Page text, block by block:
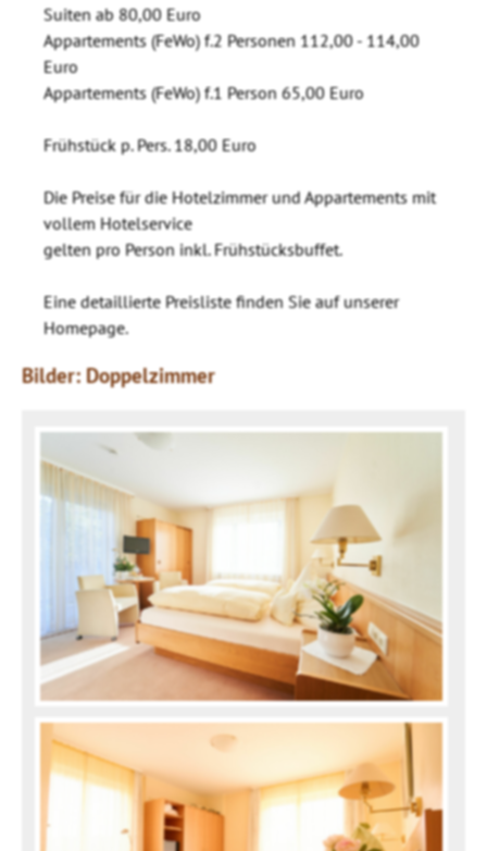
Suiten ab 80,00 Euro
Appartements (FeWo) f.2 Personen 112,00 - 114,00
Euro
Appartements (FeWo) f.1 Person 65,00 Euro
Frühstück p. Pers. 18,00 Euro
Die Preise für die Hotelzimmer und Appartements mit
vollem Hotelservice
gelten pro Person inkl. Frühstücksbuffet.
Eine detaillierte Preisliste finden Sie auf unserer
Homepage.
Bilder: Doppelzimmer